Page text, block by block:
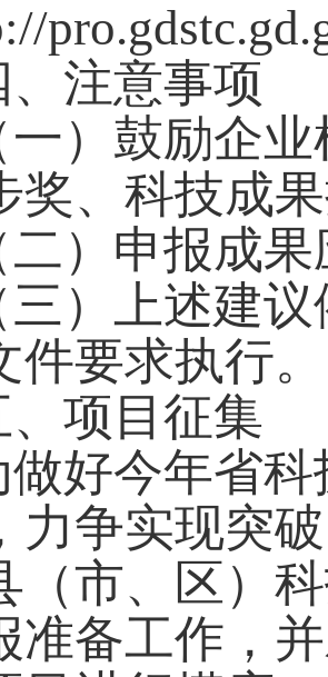
、注意事项
一）鼓励企
奖、科技成
二）申报成
三）上述建
件要求执行。
、项目征集
做好今年省
力争实现突
（市、区）
准备工作，